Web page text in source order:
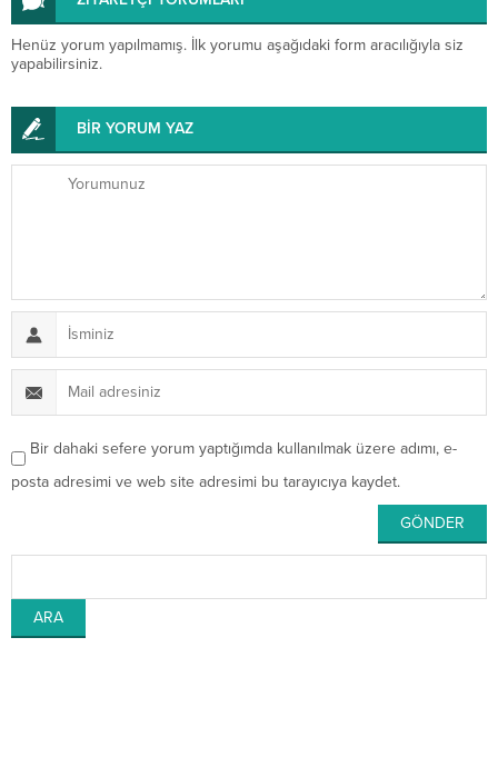
Henüz yorum yapılmamış. İlk yorumu aşağıdaki form aracılığıyla siz
yapabilirsiniz.
BİR YORUM YAZ
Bir dahaki sefere yorum yaptığımda kullanılmak üzere adımı, e-
posta adresimi ve web site adresimi bu tarayıcıya kaydet.